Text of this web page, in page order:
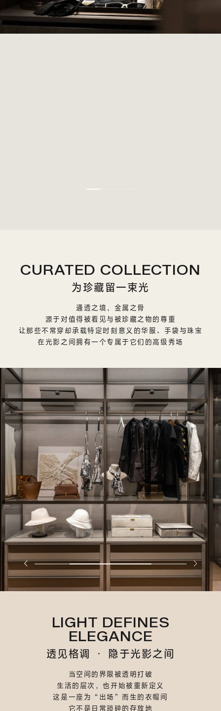
CURATED COLLECTION
为珍藏留一束光
通透之境，金属之骨
源于对值得被看见与被珍藏之物的尊重
让那些不常穿却承载特定时刻意义的华服、手袋与珠宝
在光影之间拥有一个专属于它们的高级秀场
LIGHT DEFINES
ELEGANCE
透见格调 · 隐于光影之间
当空间的界限被透明打破
生活的层次，也开始被重新定义
这是一座为“出场”而生的衣帽间
它不是日常琐碎的存放地